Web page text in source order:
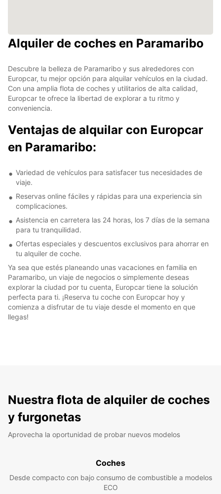
Alquiler de coches en Paramaribo
Descubre la belleza de Paramaribo y sus alrededores con
Europcar, tu mejor opción para alquilar vehículos en la ciudad.
Con una amplia flota de coches y utilitarios de alta calidad,
Europcar te ofrece la libertad de explorar a tu ritmo y
conveniencia.
Ventajas de alquilar con Europcar
en Paramaribo:
Variedad de vehículos para satisfacer tus necesidades de
viaje.
Reservas online fáciles y rápidas para una experiencia sin
complicaciones.
Asistencia en carretera las 24 horas, los 7 días de la semana
para tu tranquilidad.
Ofertas especiales y descuentos exclusivos para ahorrar en
tu alquiler de coche.
Ya sea que estés planeando unas vacaciones en familia en
Paramaribo, un viaje de negocios o simplemente deseas
explorar la ciudad por tu cuenta, Europcar tiene la solución
perfecta para ti. ¡Reserva tu coche con Europcar hoy y
comienza a disfrutar de tu viaje desde el momento en que
llegas!
Nuestra flota de alquiler de coches
y furgonetas
Aprovecha la oportunidad de probar nuevos modelos
Coches
Desde compacto con bajo consumo de combustible a modelos
ECO